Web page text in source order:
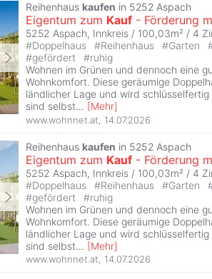
Reihenhaus kaufen in 5252 Aspach
Eigentum zum Kauf - Förderung
5252 Aspach, Innkreis / 100,03m² / 4
#Doppelhaus #Reihenhaus #Garten
#gefördert #ruhig
Wohnen im Grünen und dennoch eine
Wohnkomfort. Diese geräumige
ländlicher Lage und wird
sind selbst... [Mehr]
www.wohnnet.at 14.07.2026
Reihenhaus kaufen in 5252 Aspach
Eigentum zum Kauf - Förderung
5252 Aspach, Innkreis / 100,03m² / 4
#Doppelhaus #Reihenhaus #Garten
#gefördert #ruhig
Wohnen im Grünen und dennoch eine
Wohnkomfort. Diese geräumige
ländlicher Lage und wird
sind selbst... [Mehr]
www.wohnnet.at, 14.07.2026